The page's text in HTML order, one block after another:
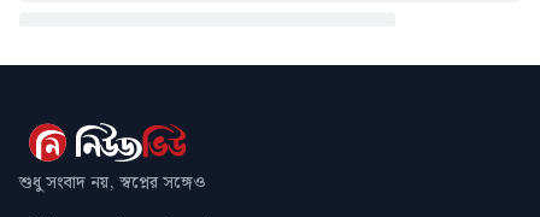
শুধু সংবাদ নয়, স্বপ্নের সঙ্গেও